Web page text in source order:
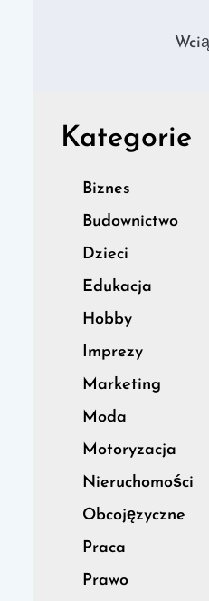
Kategorie
Biznes
Budownictwo
Dzieci
Edukacja
Hobby
Imprezy
Marketing
Moda
Motoryzacja
Nieruchomości
Obcojęzyczne
Praca
Prawo